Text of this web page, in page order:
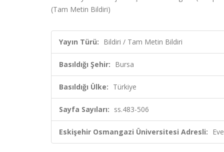
(Tam Metin Bildiri)
Yayın Türü: Bildiri / Tam Metin Bildiri
Basıldığı Şehir: Bursa
Basıldığı Ülke: Türkiye
Sayfa Sayıları: ss.483-506
Eskişehir Osmangazi Üniversitesi Adresli: